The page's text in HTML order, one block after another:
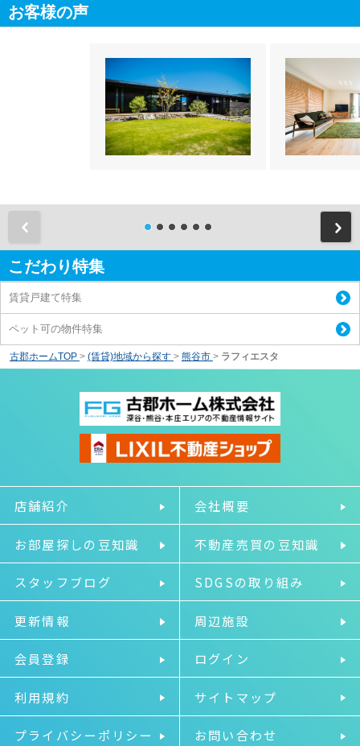
お客様の声
こだわり特集
賃貸戸建て特集
ペット可の物件特集
古郡ホームTOP > (賃貸)地域から探す > 熊谷市 > ラフィエスタ
店舗紹介 会社概要
お部屋探しの豆知識 不動産売買の豆知識
スタッフブログ SDGSの取り組み
更新情報 周辺施設
会員登録 ログイン
利用規約 サイトマップ
プライバシーポリシー お問い合わせ